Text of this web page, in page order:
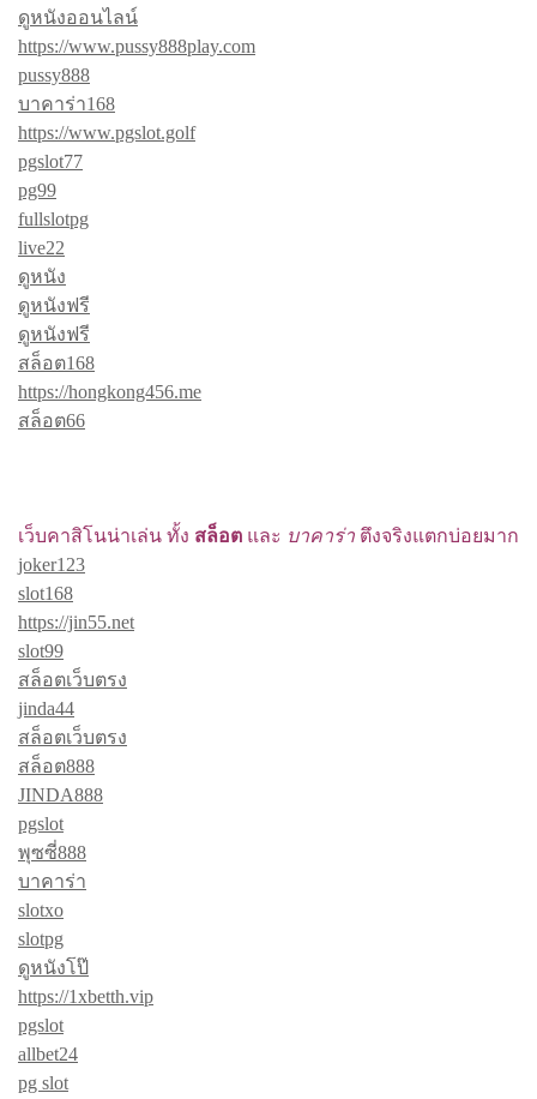
ดูหนังออนไลน์
https://www.pussy888play.com
pussy888
บาคาร่า168
https://www.pgslot.golf
pgslot77
pg99
fullslotpg
live22
ดูหนัง
ดูหนังฟรี
ดูหนังฟรี
สล็อต168
https://hongkong456.me
สล็อต66
เว็บคาสิโนน่าเล่น ทั้ง สล็อต และ บาคาร่า ตึงจริงแตกบ่อยมาก
joker123
slot168
https://jin55.net
slot99
สล็อตเว็บตรง
jinda44
สล็อตเว็บตรง
สล็อต888
JINDA888
pgslot
พุซซี่888
บาคาร่า
slotxo
slotpg
ดูหนังโป๊
https://1xbetth.vip
pgslot
allbet24
pg slot